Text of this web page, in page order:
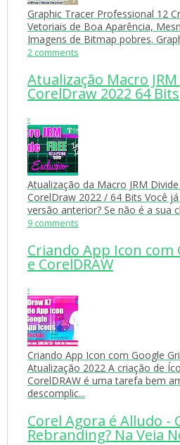
Graphic Tracer Professional 12
Vetoriais de Boa Aparência,
Imagens de Bitmap pobres.
2 comments
Atualização Macro JRM
CorelDraw 2022 64 Bits
›
Atualização da Macro JRM
CorelDraw 2022 / 64 Bits Você
versão anterior? Se não é a sua
9 comments
Criando App Icon com
e CorelDRAW
›
Criando App Icon com Google
Atualização 2022 A criação de
CorelDRAW é uma tarefa bem
descomplic...
Corel Agora é Alludo -
Rebranding? Na Veia